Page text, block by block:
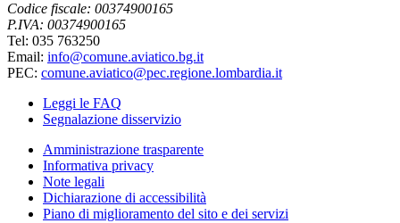
Codice fiscale: 00374900165
P.IVA: 00374900165
Tel: 035 763250
Email: info@comune.aviatico.bg.it
PEC: comune.aviatico@pec.regione.lombardia.it
Leggi le FAQ
Segnalazione disservizio
Amministrazione trasparente
Informativa privacy
Note legali
Dichiarazione di accessibilità
Piano di miglioramento del sito e dei servizi